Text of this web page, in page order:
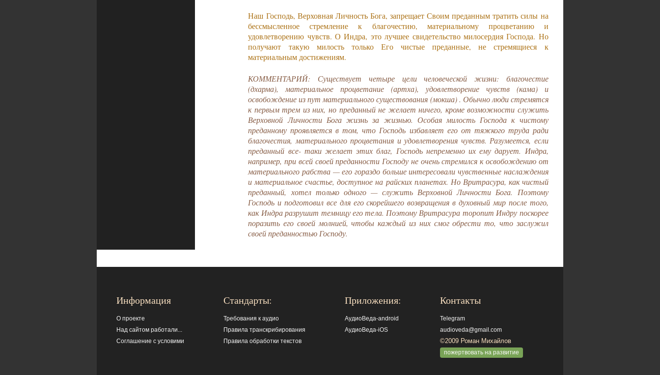
Наш Господь, Верховная Личность Бога, запрещает Своим преданным тратить силы на
бессмысленное стремление к благочестию, материальному процветанию и
удовлетворению чувств. О Индра, это лучшее свидетельство милосердия Господа. Но
получают такую милость только Его чистые преданные, не стремящиеся к
материальным достижениям.
КОММЕНТАРИЙ: Существует четыре цели человеческой жизни: благочестие
(дхарма), материальное процветание (артха), удовлетворение чувств (кама) и
освобождение из пут материального существования (мокша) . Обычно люди стремятся
к первым трем из них, но преданный не желает ничего, кроме возможности служить
Верховной Личности Бога жизнь за жизнью. Особая милость Господа к чистому
преданному проявляется в том, что Господь избавляет его от тяжкого труда ради
благочестия, материального процветания и удовлетворения чувств. Разумеется, если
преданный все- таки желает этих благ, Господь непременно их ему дарует. Индра,
например, при всей своей преданности Господу не очень стремился к освобождению от
материального рабства — его гораздо больше интересовали чувственные наслаждения
и материальное счастье, доступное на райских планетах. Но Вритрасура, как чистый
преданный, хотел только одного — служить Верховной Личности Бога. Поэтому
Господь и подготовил все для его скорейшего возвращения в духовный мир после того,
как Индра разрушит темницу его тела. Поэтому Вритрасура торопит Индру поскорее
поразить его своей молнией, чтобы каждый из них смог обрести то, что заслужил
своей преданностью Господу.
Информация
О проекте
Над сайтом работали...
Соглашение с условими
Стандарты:
Требования к аудио
Правила транскрибирования
Правила обработки текстов
Приложения:
АудиоВеда-android
АудиоВеда-iOS
Контакты
Telegram
audioveda@gmail.com
©2009 Роман Михайлов
пожертвовать на развитие